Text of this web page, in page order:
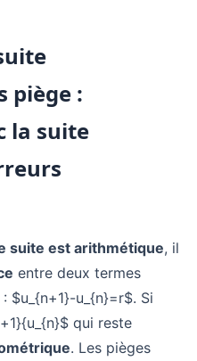
piège :
la suite
suite est arithmétique, il
entre deux termes
$u_{n+1}-u_{n}=r$. Si
qui reste
. Les pièges